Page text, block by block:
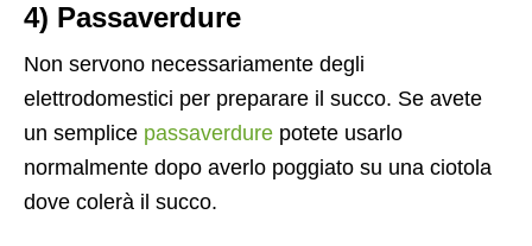
4) Passaverdure
Non servono necessariamente degli
elettrodomestici per preparare il succo. Se avete
un semplice passaverdure potete usarlo
normalmente dopo averlo poggiato su una ciotola
dove colerà il succo.